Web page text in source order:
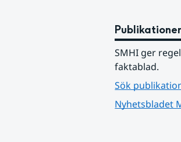
Publikationer
SMHI ger
faktablad.
Sök
Nyhetsbladet